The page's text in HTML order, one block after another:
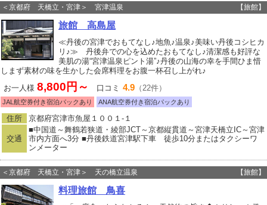
＜京都府 天橋立・宮津＞ 宮津温泉 【旅館】
旅館 高島屋
≪丹後の宮津でおもてなし♪地魚♪温泉♪美味い丹後コシヒカ
リ♪≫ 丹後弁での心を込めたおもてなし♪清潔感も好評な
美肌の湯“宮津温泉ピント湯”♪丹後の山海の幸を手間ひま惜
しまず素材の味を生かした会席料理をお腹一杯召し上がれ♪
お一人様 8,800円～ 口コミ 4.9 （22件）
JAL航空券付き宿泊パックあり ANA航空券付き宿泊パックあり
住所 京都府宮津市魚屋１００１‐１
交通
■中国道～舞鶴若狭道・綾部JCT～京都縦貫道～宮津天橋立IC～宮津
市内方面へ3分 ■丹後鉄道宮津駅下車 徒歩10分またはタクシーワ
ンメーター
＜京都府 天橋立・宮津＞ 天の橋立温泉 【旅館】
料理旅館 鳥喜